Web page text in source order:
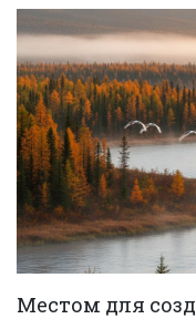
Местом для